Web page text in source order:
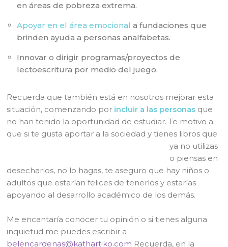
en áreas de pobreza extrema.
Apoyar en el área emocional a fundaciones que
brinden ayuda a personas analfabetas.
Innovar o dirigir programas/proyectos de
lectoescritura por medio del juego.
Recuerda que también está en nosotros mejorar esta
situación, comenzando por incluir a las personas que
no han tenido la oportunidad de estudiar. Te motivo a
que si te gusta aportar a la sociedad y tienes libros que
ya no utilizas
o piensas en
desecharlos, no lo hagas, te aseguro que hay niños o
adultos que estarían felices de tenerlos y estarías
apoyando al desarrollo académico de los demás.
Me encantaría conocer tu opinión o si tienes alguna
inquietud me puedes escribir a
belencardenas@kathartiko.com Recuerda, en la